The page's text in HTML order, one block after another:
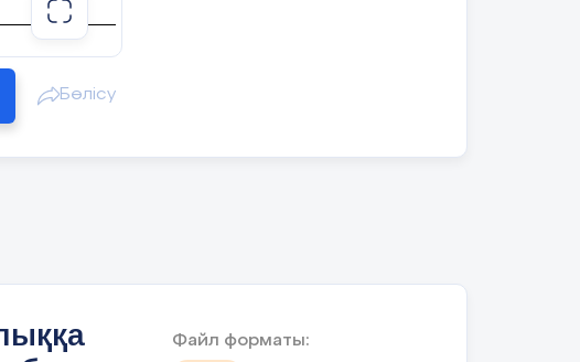
деген ұғымды түсіндіріп, пайда болу
жайлы түсінік қалыптастыру.
білдіріп, дүниетанымдарын кеңейту. Өз ойларын
білу қабілеттерін дамыту
тәрбие қалыптасады
Бөлісу
Файл форматы: